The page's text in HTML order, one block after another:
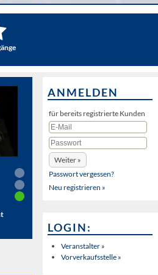
ANMELDEN
für bereits registrierte Kunden
Passwort vergessen?
Neu registrieren »
LOGIN:
Veranstalter »
Vorverkaufsstelle »